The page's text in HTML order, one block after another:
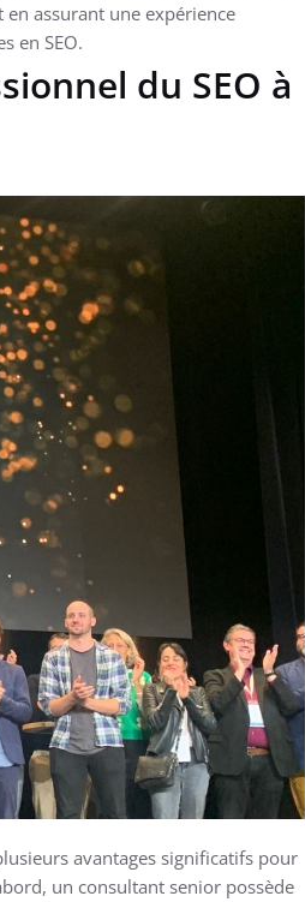
assurant une expérience
en SEO.
du SEO à
avantages significatifs pour
un consultant senior possède